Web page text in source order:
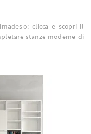
clicca e scopri il
stanze moderne di